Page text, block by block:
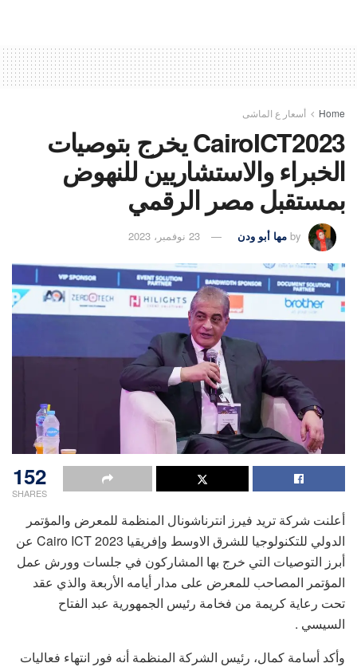
Home أسعار ع الماشى
CairoICT2023 يخرج بتوصيات
الخبراء والاستشاريين للنهوض
بمستقبل مصر الرقمي
by مها أبو ودن 23 نوفمبر، 2023
152
SHARES
أعلنت شركة تريد فيرز انترناشونال المنظمة للمعرض والمؤتمر
الدولي للتكنولوجيا للشرق الاوسط وإفريقيا Cairo ICT 2023 عن
أبرز التوصيات التي خرج بها المشاركون في جلسات وورش عمل
المؤتمر المصاحب للمعرض على مدار أيامه الأربعة والذي عقد
تحت رعاية كريمة من فخامة رئيس الجمهورية عبد الفتاح
السيسي .
وأكد أسامة كمال، رئيس الشركة المنظمة أنه فور انتهاء فعاليات